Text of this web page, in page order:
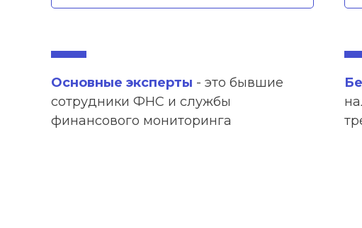
Основные эксперты - это бывшие
сотрудники ФНС и службы
финансового мониторинга